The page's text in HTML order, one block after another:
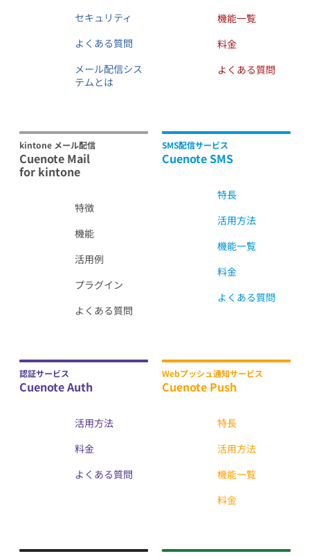
セキュリティ
よくある質問
メール配信シス
テムとは
機能一覧
料金
よくある質問
kintone メール配信
Cuenote Mail
for kintone
特徴
機能
活用例
プラグイン
よくある質問
SMS配信サービス
Cuenote SMS
特長
活用方法
機能一覧
料金
よくある質問
認証サービス
Cuenote Auth
活用方法
料金
よくある質問
Webプッシュ通知サービス
Cuenote Push
特長
活用方法
機能一覧
料金